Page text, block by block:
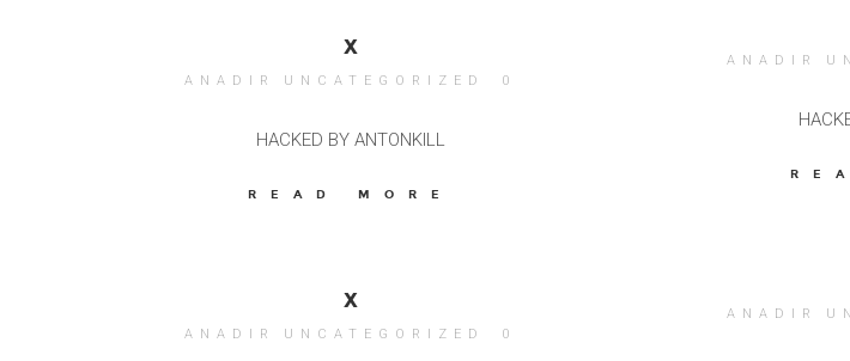
ANADIR
X
ANADIR UNCATEGORIZED 0
HACKED BY ANTONKILL
READ MORE
ANADIR
X
ANADIR UNCATEGORIZED 0